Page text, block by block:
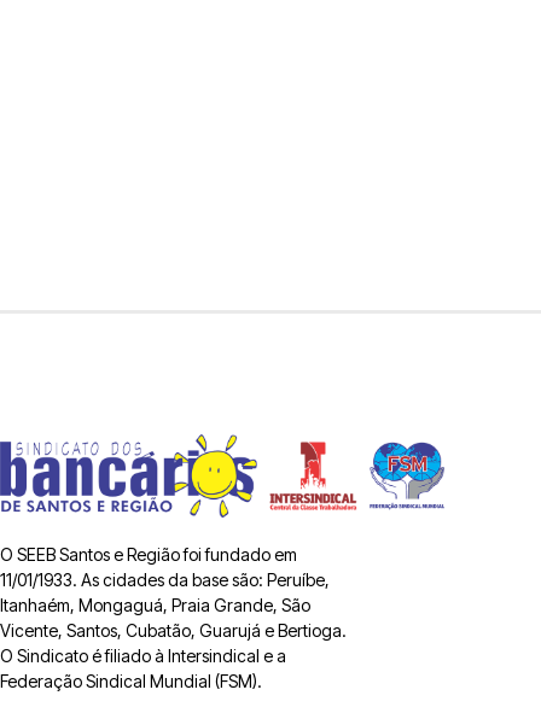
O SEEB Santos e Região foi fundado em
11/01/1933. As cidades da base são: Peruíbe,
Itanhaém, Mongaguá, Praia Grande, São
Vicente, Santos, Cubatão, Guarujá e Bertioga.
O Sindicato é filiado à Intersindical e a
Federação Sindical Mundial (FSM).